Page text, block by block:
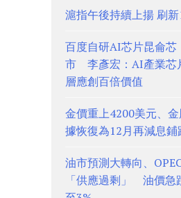
滬指午後持續上揚 刷
百度自研AI芯片昆侖芯
市 李彥宏：AI產業芯
層應創百倍價值
金價重上4200美元、
據恢復為12月再減息鋪
油市預測大轉向、
「供應過剩」 油價急